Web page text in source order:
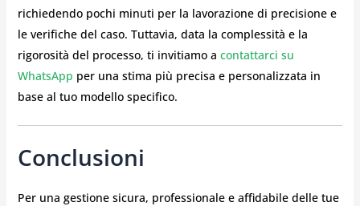
richiedendo pochi minuti per la lavorazione di precisione e
le verifiche del caso. Tuttavia, data la complessità e la
rigorosità del processo, ti invitiamo a contattarci su
WhatsApp per una stima più precisa e personalizzata in
base al tuo modello specifico.
Conclusioni
Per una gestione sicura, professionale e affidabile delle tue